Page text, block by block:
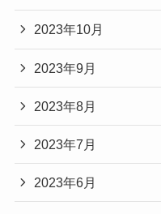
2023年10月
2023年9月
2023年8月
2023年7月
2023年6月